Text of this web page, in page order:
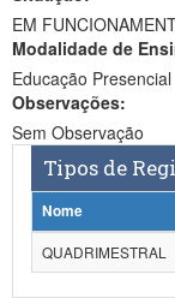
Ministério do Turismo
Ministério do
Ministério da Mulher, da
Secretaria-Geral
EM
Modalidade de
Educação Presencial
Observações:
Sem Observação
Tipos de
Nome
QUADRIMESTRAL